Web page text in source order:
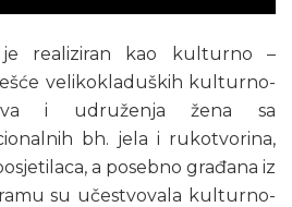
realiziran kao kulturno –
velikokladuških kulturno-
i udruženja žena sa
bh. jela i rukotvorina,
a posebno građana iz
su učestvovala kulturno-